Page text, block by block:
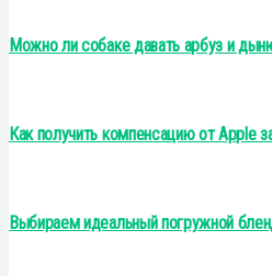
Можно ли собаке давать арбуз и
Как получить компенсацию от Apple
Выбираем идеальный погружной